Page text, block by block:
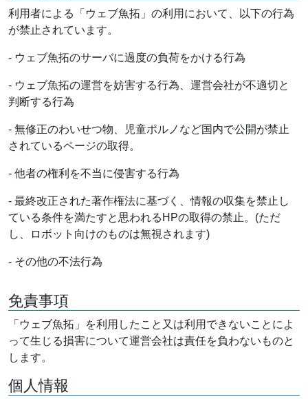
利用者による「ウェブ魚拓」の利用において、以下の行為
が禁止されています。
- ウェブ魚拓のサーバに過度の負荷をかける行為
- ウェブ魚拓の運営を妨害する行為、運営会社が不適切と
判断する行為
- 無修正のわいせつ物、児童ポルノなど国内で公開が禁止
されているページの取得。
- 他者の権利を不当に侵害する行為
- 最終改正された著作権法に基づく、情報の収集を禁止し
ている条件を満たすと思われるHPの取得の禁止。(ただ
し、ロボット向けのものは無視されます)
- その他の不法行為
免責事項
「ウェブ魚拓」を利用したこと又は利用できないことによ
って生じる損害について運営会社は責任を負わないものと
します。
個人情報